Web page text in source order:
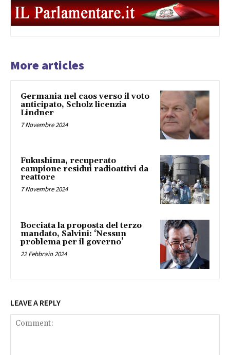
More articles
Germania nel caos verso il voto
anticipato, Scholz licenzia
Lindner
7 Novembre 2024
Fukushima, recuperato
campione residui radioattivi da
reattore
7 Novembre 2024
Bocciata la proposta del terzo
mandato, Salvini: ‘Nessun
problema per il governo’
22 Febbraio 2024
LEAVE A REPLY